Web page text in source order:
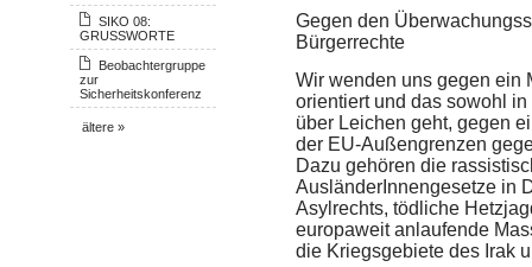
SIKO 08:
GRUSSWORTE
Beobachtergruppe
zur
Sicherheitskonferenz
ältere »
Gegen den
Bürgerrechte
Wir wenden uns gegen ein
orientiert und das sowohl
über Leichen geht, gegen
der EU-Außengrenzen
Dazu gehören die
AusländerInnengesetze in
Asylrechts, tödliche
europaweit anlaufende
die Kriegsgebiete des Irak